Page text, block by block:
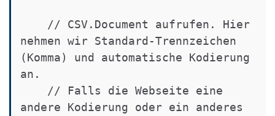
nehmen wir Standard-Trennzeichen
(Komma) und automatische Kodierung
an.
andere Kodierung oder ein anderes